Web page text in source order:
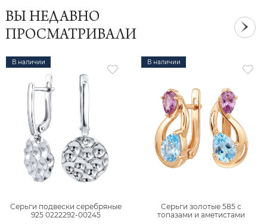
ВЫ НЕДАВНО
ПРОСМАТРИВАЛИ
В наличии
Серьги подвески серебряные
925 0222292-00245
В наличии
Серьги золотые 585 с
топазами и аметистами